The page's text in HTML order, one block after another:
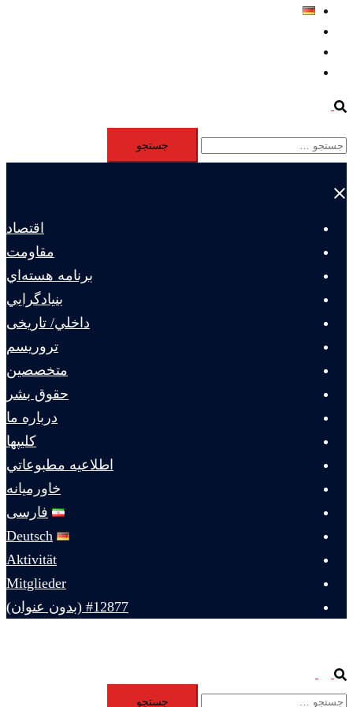
Search
جستجو
برای:
Close
اقتصاد
مقاومت
برنامه هسته‌اي
بنيادگرايي
داخلي/ تاریخی
تروريسم
متخصصين
حقوق بشر
درباره ما
كليپها
اطلاعيه مطبوعاتي
خاورميانه
فارسی
Deutsch
Aktivität
Mitglieder
#12877 (بدون عنوان)
Search
menuجستجو